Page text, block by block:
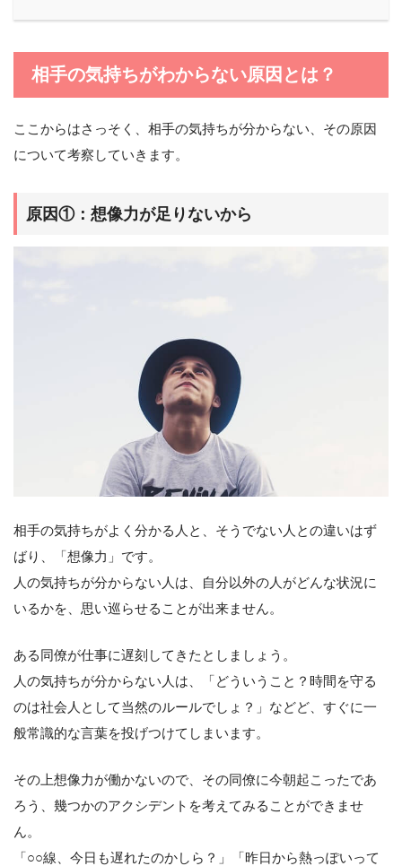
相手の気持ちがわからない原因とは？
ここからはさっそく、相手の気持ちが分からない、その原因
について考察していきます。
原因①：想像力が足りないから
相手の気持ちがよく分かる人と、そうでない人との違いはず
ばり、「想像力」です。
人の気持ちが分からない人は、自分以外の人がどんな状況に
いるかを、思い巡らせることが出来ません。
ある同僚が仕事に遅刻してきたとしましょう。
人の気持ちが分からない人は、「どういうこと？時間を守る
のは社会人として当然のルールでしょ？」などど、すぐに一
般常識的な言葉を投げつけてしまいます。
その上想像力が働かないので、その同僚に今朝起こったであ
ろう、幾つかのアクシデントを考えてみることができませ
ん。
「○○線、今日も遅れたのかしら？」「昨日から熱っぽいって